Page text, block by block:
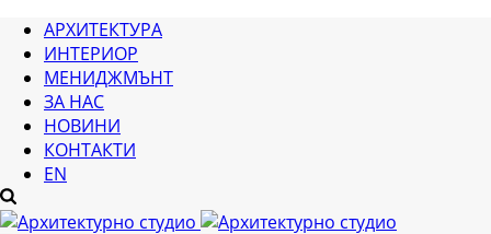
АРХИТЕКТУРА
ИНТЕРИОР
МЕНИДЖМЪНТ
ЗА НАС
НОВИНИ
КОНТАКТИ
EN